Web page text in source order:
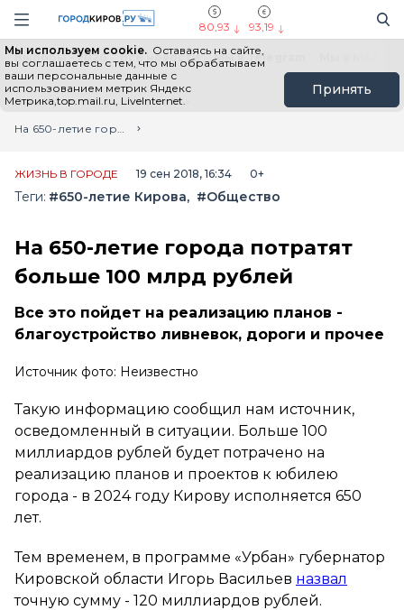
Навигация сайта
80,93 93,19
Мы используем cookie. Оставаясь на сайте,
вы соглашаетесь с тем, что мы обрабатываем
ваши персональные данные с
использованием метрик Яндекс
Метрика,top.mail.ru, LiveInternet.
Принять
Выборы - 2026 Все новости Мы в Telegram
Главная
Лента новостей
На 650-летие города потратят больше 100 млрд рублей
ЖИЗНЬ В ГОРОДЕ 19 сен 2018, 16:34 0+
Теги: #650-летие Кирова #Общество
На 650-летие города потратят
больше 100 млрд рублей
Все это пойдет на реализацию планов -
благоустройство ливневок, дороги и прочее
Источник фото: Неизвестно
Такую информацию сообщил нам источник,
осведомленный в ситуации. Больше 100
миллиардов рублей будет потрачено на
реализацию планов и проектов к юбилею
города - в 2024 году Кирову исполняется 650
лет.
Тем временем, в программе «Урбан» губернатор
Кировской области Игорь Васильев назвал
точную сумму - 120 миллиардов рублей.